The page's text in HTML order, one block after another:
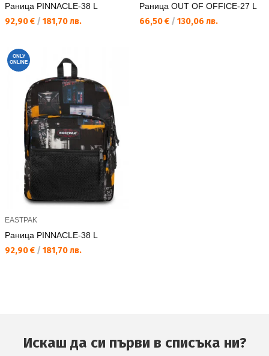
Раница PINNACLE-38 L
Текуща цена:
92,90 € / 181,70 лв.
Раница OUT OF OFFICE-27 L
Текуща цена:
66,50 € / 130,06 лв.
ONLY
ONLINE
EASTPAK
Раница PINNACLE-38 L
Текуща цена:
92,90 € / 181,70 лв.
Искаш да си първи в списъка ни?